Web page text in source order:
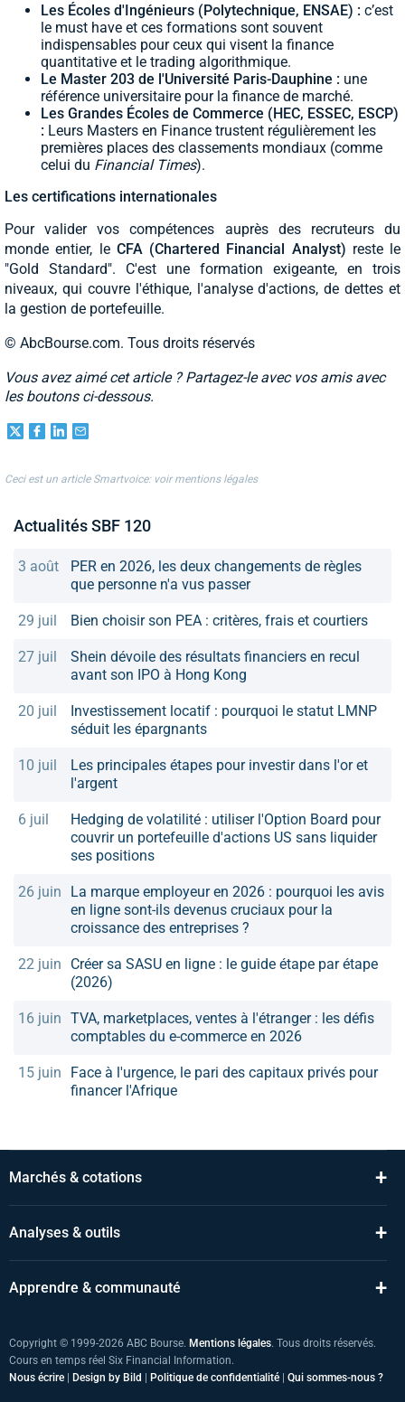
Les Écoles d'Ingénieurs (Polytechnique, ENSAE) : c’est
le must have et ces formations sont souvent
indispensables pour ceux qui visent la finance
quantitative et le trading algorithmique.
Le Master 203 de l'Université Paris-Dauphine : une
référence universitaire pour la finance de marché.
Les Grandes Écoles de Commerce (HEC, ESSEC, ESCP)
: Leurs Masters en Finance trustent régulièrement les
premières places des classements mondiaux (comme
celui du Financial Times).
Les certifications internationales
Pour valider vos compétences auprès des recruteurs du
monde entier, le CFA (Chartered Financial Analyst) reste le
"Gold Standard". C'est une formation exigeante, en trois
niveaux, qui couvre l'éthique, l'analyse d'actions, de dettes et
la gestion de portefeuille.
© AbcBourse.com. Tous droits réservés
Vous avez aimé cet article ? Partagez-le avec vos amis avec
les boutons ci-dessous.
Ceci est un article Smartvoice: voir mentions légales
Actualités SBF 120
3 août
PER en 2026, les deux changements de règles
que personne n'a vus passer
29 juil Bien choisir son PEA : critères, frais et courtiers
27 juil
Shein dévoile des résultats financiers en recul
avant son IPO à Hong Kong
20 juil
Investissement locatif : pourquoi le statut LMNP
séduit les épargnants
10 juil
Les principales étapes pour investir dans l'or et
l'argent
6 juil
Hedging de volatilité : utiliser l'Option Board pour
couvrir un portefeuille d'actions US sans liquider
ses positions
26 juin
La marque employeur en 2026 : pourquoi les avis
en ligne sont-ils devenus cruciaux pour la
croissance des entreprises ?
22 juin
Créer sa SASU en ligne : le guide étape par étape
(2026)
16 juin TVA, marketplaces, ventes à l'étranger : les défis
comptables du e-commerce en 2026
15 juin
Face à l'urgence, le pari des capitaux privés pour
financer l'Afrique
Marchés & cotations +
Analyses & outils +
Apprendre & communauté +
Copyright © 1999-2026 ABC Bourse. Mentions légales. Tous droits réservés.
Cours en temps réel Six Financial Information.
Nous écrire | Design by Bild | Politique de confidentialité | Qui sommes-nous ?